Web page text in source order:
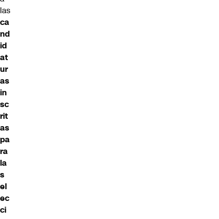
las
ca
nd
id
at
ur
as
in
sc
rit
as
pa
ra
la
s
el
ec
ci